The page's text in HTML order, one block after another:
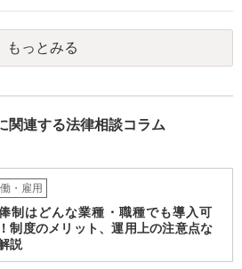
担が考えられます。 弁護士に委任する場
費用が必要となるのは、原告被告共通で
もっとみる
関連する法律相談コラム
・雇用
制はどんな業種・職種でも導入可
制度のメリット、運用上の注意点な
説